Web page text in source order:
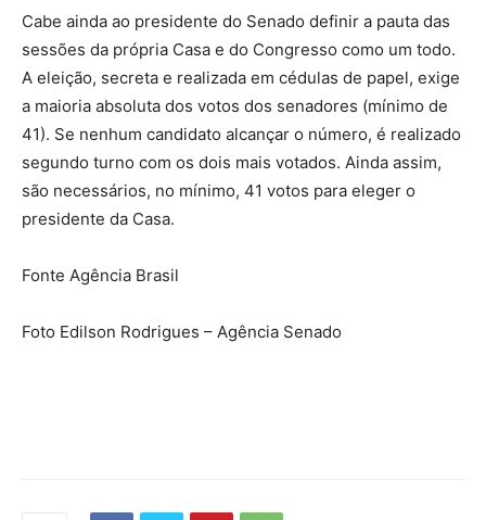
Cabe ainda ao presidente do Senado definir a pauta das
sessões da própria Casa e do Congresso como um todo.
A eleição, secreta e realizada em cédulas de papel, exige
a maioria absoluta dos votos dos senadores (mínimo de
41). Se nenhum candidato alcançar o número, é realizado
segundo turno com os dois mais votados. Ainda assim,
são necessários, no mínimo, 41 votos para eleger o
presidente da Casa.
Fonte Agência Brasil
Foto Edilson Rodrigues – Agência Senado